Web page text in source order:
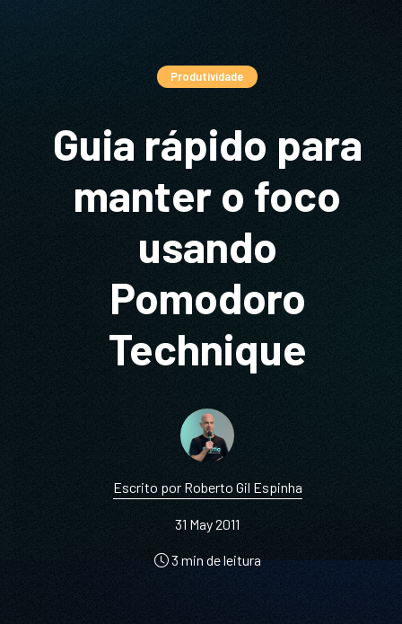
Produtividade
Guia rápido para
manter o foco
usando
Pomodoro
Technique
Escrito por Roberto Gil Espinha
31 May 2011
3 min de leitura